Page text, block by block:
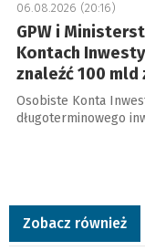
06.08.2026 (20:16)
GPW i
Kontach
znaleźć 100 mld
Osobiste Konta
długoterminowego
Zobacz również